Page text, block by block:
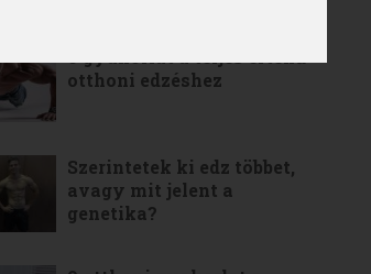
otthoni edzéshez
Szerintetek ki edz többet,
avagy mit jelent a
genetika?